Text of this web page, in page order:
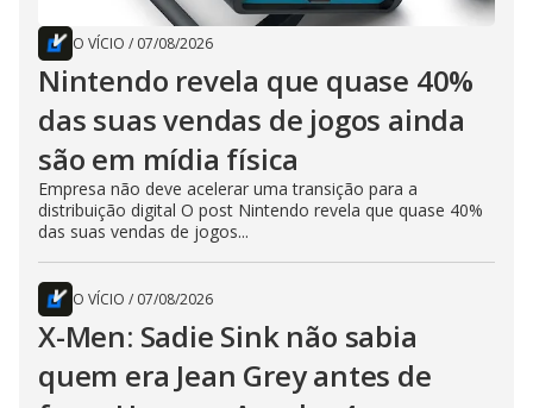
O VÍCIO / 07/08/2026
Nintendo revela que quase 40%
das suas vendas de jogos ainda
são em mídia física
Empresa não deve acelerar uma transição para a
distribuição digital O post Nintendo revela que quase 40%
das suas vendas de jogos...
O VÍCIO / 07/08/2026
X-Men: Sadie Sink não sabia
quem era Jean Grey antes de